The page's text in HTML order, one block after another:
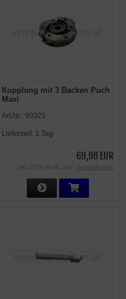
Kupplung mit 3 Backen Puch
Maxi
Art.Nr.: 90321
Lieferzeit: 1 Tag
69,98 EUR
inkl. 20 % MwSt. zzgl. Versandkosten